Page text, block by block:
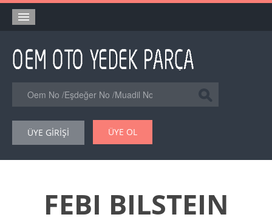
Orjinal Yedek Parça
Eşdeğer Muadil Yedek Parça
Şase Numarası VIN Yedekparça Sorgulama
Hakkımızda
ÜYE GİRİŞİ ÜYE OL
FEBI BILSTEIN